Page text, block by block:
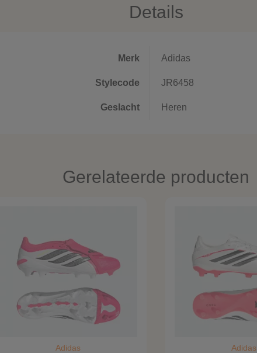
Details
Merk Adidas
Stylecode JR6458
Geslacht Heren
Gerelateerde producten
Adidas Adidas